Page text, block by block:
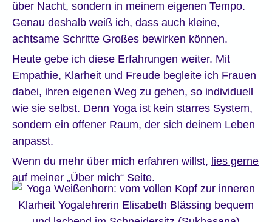
über Nacht, sondern in meinem eigenen Tempo.
Genau deshalb weiß ich, dass auch kleine,
achtsame Schritte Großes bewirken können.
Heute gebe ich diese Erfahrungen weiter. Mit
Empathie, Klarheit und Freude begleite ich Frauen
dabei, ihren eigenen Weg zu gehen, so individuell
wie sie selbst. Denn Yoga ist kein starres System,
sondern ein offener Raum, der sich deinem Leben
anpasst.
Wenn du mehr über mich erfahren willst, lies gerne
auf meiner „Über mich“ Seite.